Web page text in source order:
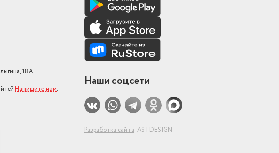
18А
Напишите нам.
Наши соцсети
Разработка сайта ASTDESIGN